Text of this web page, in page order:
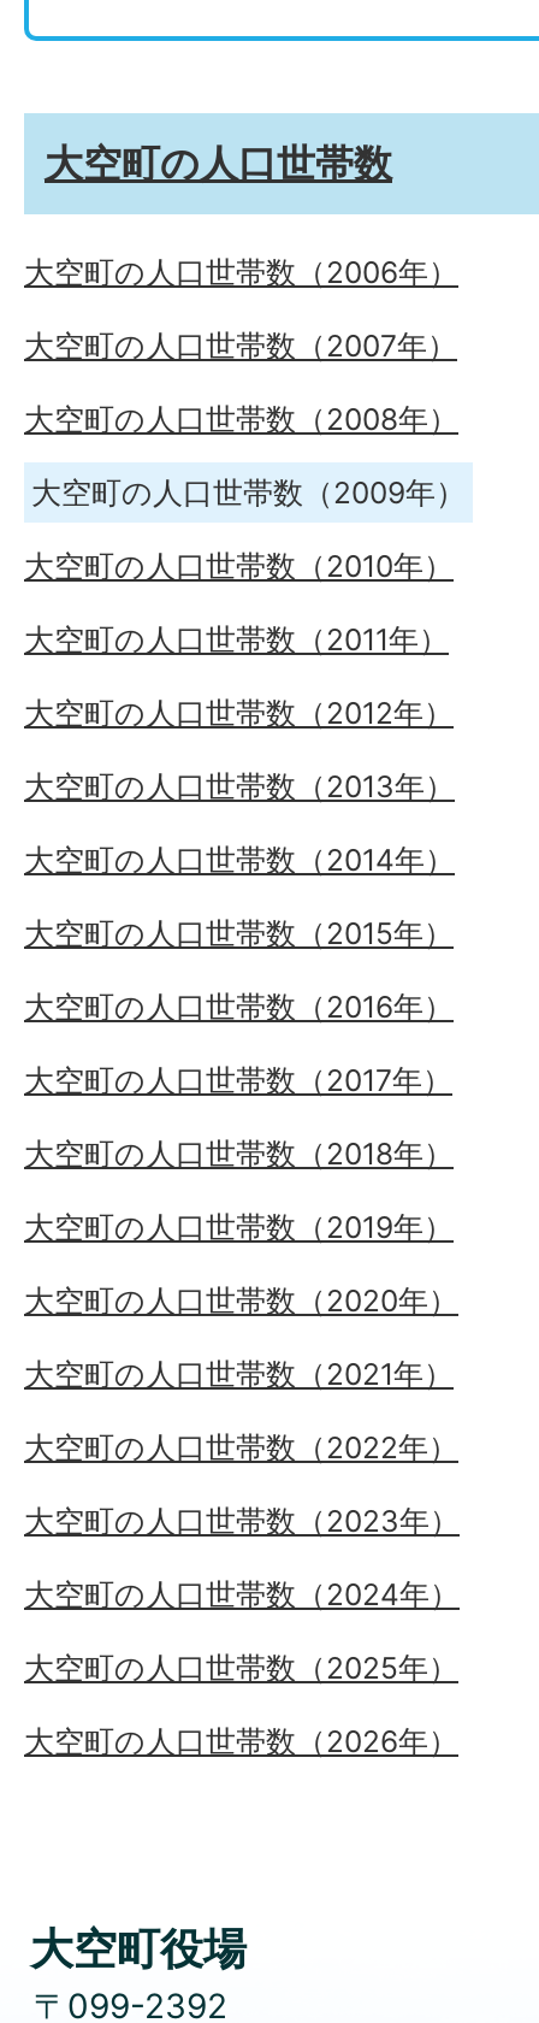
大空町の人口世帯数
大空町の人口世帯数（2006年）
大空町の人口世帯数（2007年）
大空町の人口世帯数（2008年）
大空町の人口世帯数（2009年）
大空町の人口世帯数（2010年）
大空町の人口世帯数（2011年）
大空町の人口世帯数（2012年）
大空町の人口世帯数（2013年）
大空町の人口世帯数（2014年）
大空町の人口世帯数（2015年）
大空町の人口世帯数（2016年）
大空町の人口世帯数（2017年）
大空町の人口世帯数（2018年）
大空町の人口世帯数（2019年）
大空町の人口世帯数（2020年）
大空町の人口世帯数（2021年）
大空町の人口世帯数（2022年）
大空町の人口世帯数（2023年）
大空町の人口世帯数（2024年）
大空町の人口世帯数（2025年）
大空町の人口世帯数（2026年）
大空町役場
〒099-2392